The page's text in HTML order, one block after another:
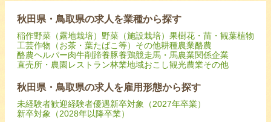
秋田県・鳥取県の求人を業種から探す
稲作野菜（露地栽培） 野菜（施設栽培） 果樹花・苗・観葉植物
工芸作物（お茶・葉たばこ等） その他耕種農業酪農
酪農ヘルパー肉牛削蹄養豚養鶏競走馬・馬農業関係企業
直売所・農園レストラン林業地域おこし観光農業その他
秋田県・鳥取県の求人を雇用形態から探す
未経験者歓迎経験者優遇新卒対象（2027年卒業）
新卒対象（2028年以降卒業）